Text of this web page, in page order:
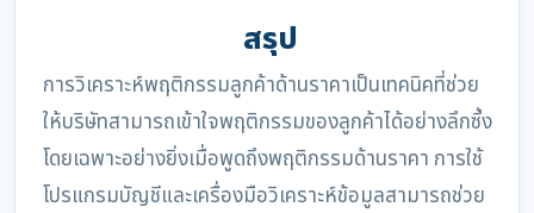
สรุป
การวิเคราะห์พฤติกรรมลูกค้าด้านราคาเป็นเทคนิคที่ช่วย
ให้บริษัทสามารถเข้าใจพฤติกรรมของลูกค้าได้อย่างลึกซึ้ง
โดยเฉพาะอย่างยิ่งเมื่อพูดถึงพฤติกรรมด้านราคา การใช้
โปรแกรมบัญชีและเครื่องมือวิเคราะห์ข้อมูลสามารถช่วย